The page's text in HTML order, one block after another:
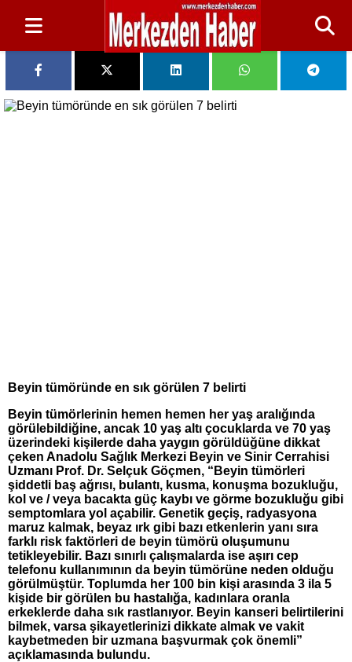
Beyin tümöründe en sık görülen 7 belirti
Beyin tümörlerinin hemen hemen her yaş aralığında
görülebildiğine, ancak 10 yaş altı çocuklarda ve 70 yaş
üzerindeki kişilerde daha yaygın görüldüğüne dikkat
çeken Anadolu Sağlık Merkezi Beyin ve Sinir Cerrahisi
Uzmanı Prof. Dr. Selçuk Göçmen, “Beyin tümörleri
şiddetli baş ağrısı, bulantı, kusma, konuşma bozukluğu,
kol ve / veya bacakta güç kaybı ve görme bozukluğu gibi
semptomlara yol açabilir. Genetik geçiş, radyasyona
maruz kalmak, beyaz ırk gibi bazı etkenlerin yanı sıra
farklı risk faktörleri de beyin tümörü oluşumunu
tetikleyebilir. Bazı sınırlı çalışmalarda ise aşırı cep
telefonu kullanımının da beyin tümörüne neden olduğu
görülmüştür. Toplumda her 100 bin kişi arasında 3 ila 5
kişide bir görülen bu hastalığa, kadınlara oranla
erkeklerde daha sık rastlanıyor. Beyin kanseri belirtilerini
bilmek, varsa şikayetlerinizi dikkate almak ve vakit
kaybetmeden bir uzmana başvurmak çok önemli”
açıklamasında bulundu.